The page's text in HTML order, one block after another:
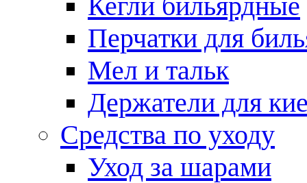
Перчатки для
Мел и тальк
Держатели для
Средства по уходу
Уход за шарами